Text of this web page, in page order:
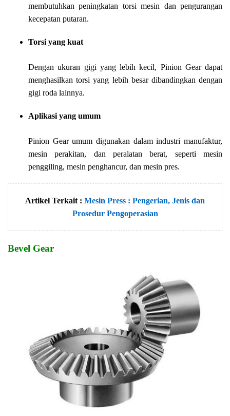
membutuhkan peningkatan torsi mesin dan pengurangan
kecepatan putaran.
Torsi yang kuat
Dengan ukuran gigi yang lebih kecil, Pinion Gear dapat
menghasilkan torsi yang lebih besar dibandingkan dengan
gigi roda lainnya.
Aplikasi yang umum
Pinion Gear umum digunakan dalam industri manufaktur,
mesin perakitan, dan peralatan berat, seperti mesin
penggiling, mesin penghancur, dan mesin pres.
Artikel Terkait : Mesin Press : Pengerian, Jenis dan
Prosedur Pengoperasian
Bevel Gear